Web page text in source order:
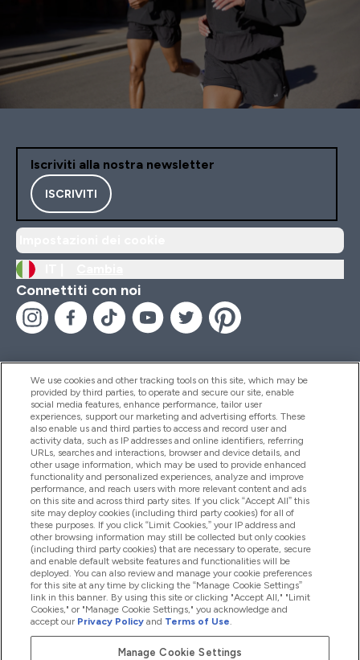
Iscriviti alla nostra newsletter
ISCRIVITI
Connettiti con noi
Aiuto & Informazioni
Prodotti
Chi Siamo
Fedeltà & Premi
2026 The Hut.com Ltd
We use cookies and other tracking tools on this site, which may be
provided by third parties, to operate and secure our site, enable
social media features, enhance performance, tailor user
experiences, support our marketing and advertising efforts. These
also enable us and third parties to access and record user and
activity data, such as IP addresses and online identifiers, referring
URLs, searches and interactions, browser and device details, and
other usage information, which may be used to provide enhanced
functionality and personalized experiences, analyze and improve
performance, and reach users with more relevant content and ads
on this site and across third party sites. If you click “Accept All” this
site may deploy cookies (including third party cookies) for all of
these purposes. If you click “Limit Cookies,” your IP address and
other browsing information may still be collected but only cookies
(including third party cookies) that are necessary to operate, secure
and enable default website features and functionalities will be
deployed. You can also review and manage your cookie preferences
for this site at any time by clicking the “Manage Cookie Settings”
link in this banner. By using this site or clicking "Accept All," "Limit
Cookies," or "Manage Cookie Settings," you acknowledge and
accept our Privacy Policy and Terms of Use.
Manage Cookie Settings